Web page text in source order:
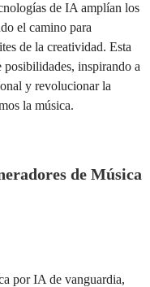
de IA amplían los
el camino para
de la creatividad. Esta
inspirando a
y revolucionar la
la música.
de Música
por IA de vanguardia,